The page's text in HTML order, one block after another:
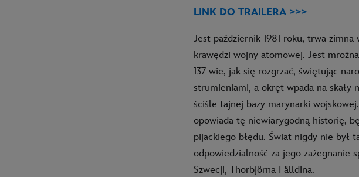
LINK DO TRAILERA >>>
Jest październik 1981 roku, trwa
krawędzi wojny atomowej. Jest
137 wie, jak się rozgrzać, świętując
strumieniami, a okręt wpada na skały
ściśle tajnej bazy marynarki
opowiada tę niewiarygodną historię,
pijackiego błędu. Świat nigdy nie był
odpowiedzialność za jego zażegnanie
Szwecji, Thorbjörna Fälldina.